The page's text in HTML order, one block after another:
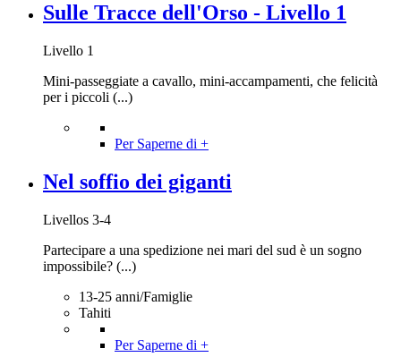
Sulle Tracce dell'Orso - Livello 1
Livello 1
Mini-passeggiate a cavallo, mini-accampamenti, che felicità
per i piccoli (...)
Per Saperne di +
Nel soffio dei giganti
Livellos 3-4
Partecipare a una spedizione nei mari del sud è un sogno
impossibile? (...)
13-25 anni/Famiglie
Tahiti
Per Saperne di +